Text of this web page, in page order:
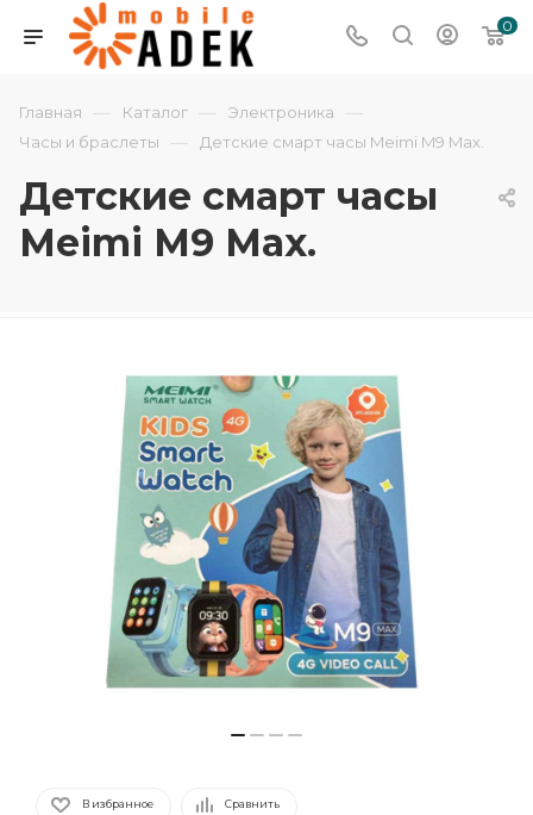
0
Главная — Каталог — Электроника —
Часы и браслеты — Детские cмарт часы Meimi M9 Max.
Детские cмарт часы
Meimi M9 Max.
В избранное Сравнить